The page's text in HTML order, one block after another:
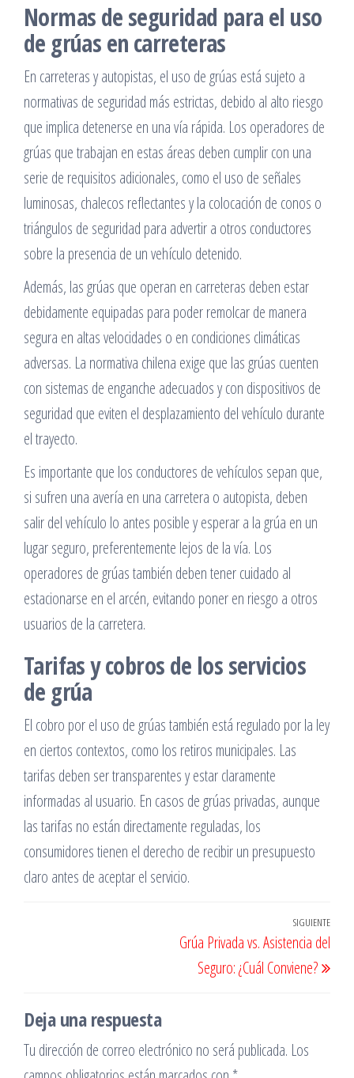
Normas de seguridad para el uso
de grúas en carreteras
En carreteras y autopistas, el uso de grúas está sujeto a
normativas de seguridad más estrictas, debido al alto riesgo
que implica detenerse en una vía rápida. Los operadores de
grúas que trabajan en estas áreas deben cumplir con una
serie de requisitos adicionales, como el uso de señales
luminosas, chalecos reflectantes y la colocación de conos o
triángulos de seguridad para advertir a otros conductores
sobre la presencia de un vehículo detenido.
Además, las grúas que operan en carreteras deben estar
debidamente equipadas para poder remolcar de manera
segura en altas velocidades o en condiciones climáticas
adversas. La normativa chilena exige que las grúas cuenten
con sistemas de enganche adecuados y con dispositivos de
seguridad que eviten el desplazamiento del vehículo durante
el trayecto.
Es importante que los conductores de vehículos sepan que,
si sufren una avería en una carretera o autopista, deben
salir del vehículo lo antes posible y esperar a la grúa en un
lugar seguro, preferentemente lejos de la vía. Los
operadores de grúas también deben tener cuidado al
estacionarse en el arcén, evitando poner en riesgo a otros
usuarios de la carretera.
Tarifas y cobros de los servicios
de grúa
El cobro por el uso de grúas también está regulado por la ley
en ciertos contextos, como los retiros municipales. Las
tarifas deben ser transparentes y estar claramente
informadas al usuario. En casos de grúas privadas, aunque
las tarifas no están directamente reguladas, los
consumidores tienen el derecho de recibir un presupuesto
claro antes de aceptar el servicio.
SIGUIENTE
Grúa Privada vs. Asistencia del
Seguro: ¿Cuál Conviene?
Deja una respuesta
Tu dirección de correo electrónico no será publicada. Los